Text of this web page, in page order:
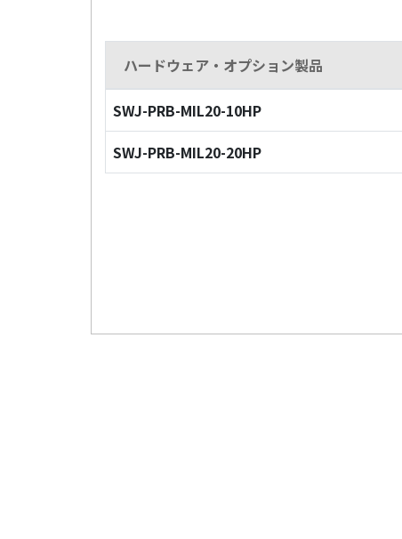
ハードウェア・オプション製品
SWJ-PRB-MIL20-10HP
SWJ-PRB-MIL20-20HP